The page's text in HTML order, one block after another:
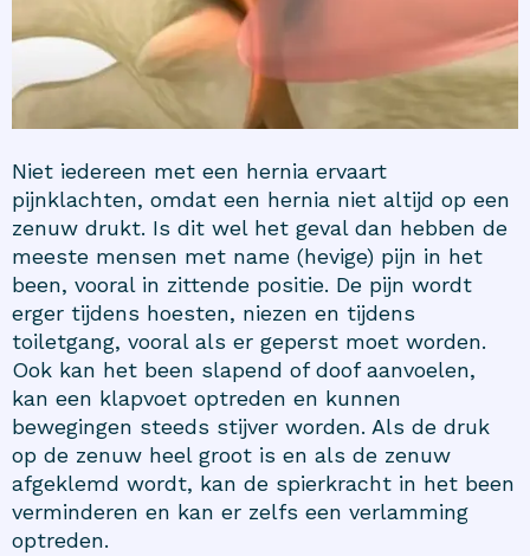
Niet iedereen met een hernia ervaart
pijnklachten, omdat een hernia niet altijd op een
zenuw drukt. Is dit wel het geval dan hebben de
meeste mensen met name (hevige) pijn in het
been, vooral in zittende positie. De pijn wordt
erger tijdens hoesten, niezen en tijdens
toiletgang, vooral als er geperst moet worden.
Ook kan het been slapend of doof aanvoelen,
kan een klapvoet optreden en kunnen
bewegingen steeds stijver worden. Als de druk
op de zenuw heel groot is en als de zenuw
afgeklemd wordt, kan de spierkracht in het been
verminderen en kan er zelfs een verlamming
optreden.